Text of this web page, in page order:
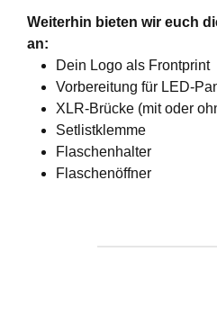
Weiterhin bieten wir euch
an:
Dein Logo als Frontprint
Vorbereitung für LED-
XLR-Brücke (mit oder
Setlistklemme
Flaschenhalter
Flaschenöffner